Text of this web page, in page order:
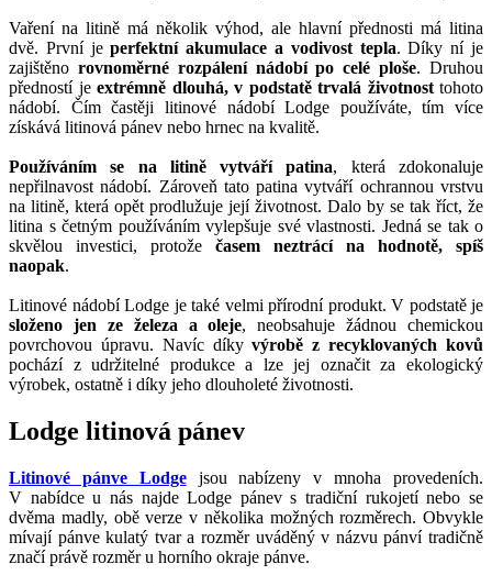
Vaření na litině má několik výhod, ale hlavní přednosti má litina
dvě. První jeperfektní akumulace a vodivost tepla. Díky ní je
zajištěno rovnoměrné rozpálení nádobí po celé ploše. Druhou
předností je extrémně dlouhá, v podstatě trvalá životnosttohoto
nádobí. Čím častěji litinové nádobí Lodge používáte, tím více
získává litinová pánev nebo hrnec na kvalitě.
Používáním se na litině vytváří patina, která zdokonaluje
nepřilnavost nádobí. Zároveň tato patina vytváří ochrannou vrstvu
na litině, která opět prodlužuje její životnost. Dalo by se tak říct, že
litina s četným používáním vylepšuje své vlastnosti. Jedná se tak o
skvělou investici, protože časem neztrácí na hodnotě, spíš
naopak.
Litinové nádobí Lodge je také velmi přírodní produkt. V podstatě je
složeno jen ze železa a oleje, neobsahuje žádnou chemickou
povrchovou úpravu. Navíc díkyvýrobě z recyklovaných kovů
pochází z udržitelné produkce a lze jej označit za ekologický
výrobek, ostatně i díky jeho dlouholeté životnosti.
Lodge litinová pánev
Litinové pánve Lodgejsou nabízeny v mnoha provedeních.
V nabídce u nás najde Lodge pánev s tradiční rukojetí nebo se
dvěma madly, obě verze v několika možných rozměrech. Obvykle
mívají pánve kulatý tvar a rozměr uváděný v názvu pánví tradičně
značí právě rozměr u horního okraje pánve.